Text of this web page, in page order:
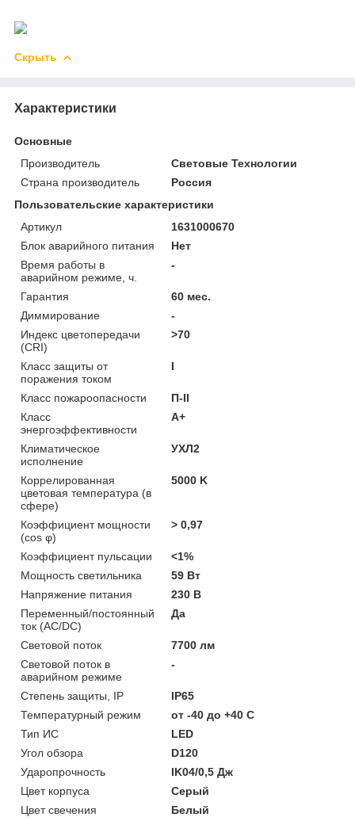
Скрыть
Характеристики
Основные
Производитель
Световые Технологии
Страна производитель
Россия
Пользовательские характеристики
Артикул
1631000670
Блок аварийного питания
Нет
Время работы в
аварийном режиме, ч.
-
Гарантия
60 мес.
Диммирование
-
Индекс цветопередачи
(CRI)
>70
Класс защиты от
поражения током
I
Класс пожароопасности
П-ІІ
Класс
энергоэффективности
A+
Климатическое
исполнение
УХЛ2
Коррелированная
цветовая температура (в
сфере)
5000 K
Коэффициент мощности
(cos φ)
> 0,97
Коэффициент пульсации
<1%
Мощность светильника
59 Вт
Напряжение питания
230 В
Переменный/постоянный
ток (AC/DC)
Да
Световой поток
7700 лм
Световой поток в
аварийном режиме
-
Степень защиты, IP
IP65
Температурный режим
от -40 до +40 C
Тип ИС
LED
Угол обзора
D120
Ударопрочность
IK04/0,5 Дж
Цвет корпуса
Серый
Цвет свечения
Белый